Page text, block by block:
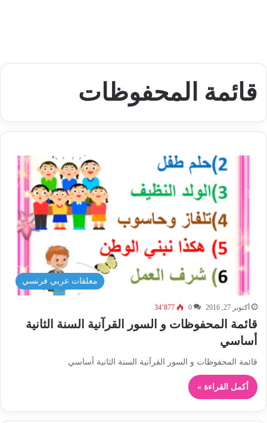
قائمة المحفوظات
معلقات عربي فرنسي
أكتوبر 27, 2016 0 34٬877
قائمة المحفوظات و السور القرآنية السنة الثانية
أساسي
قائمة المحفوظات و السور القرآنية السنة الثانية أساسي
أكمل القراءة »